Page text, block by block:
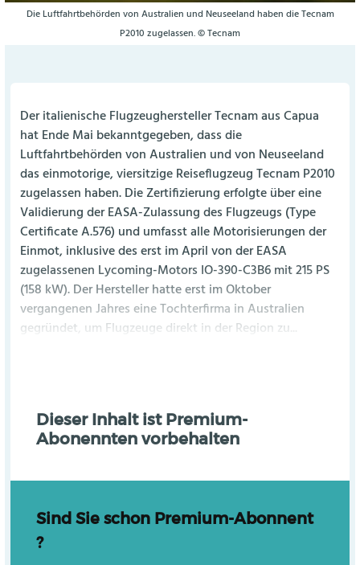
Die Luftfahrtbehörden von Australien und Neuseeland haben die Tecnam
P2010 zugelassen. © Tecnam
Der italienische Flugzeughersteller Tecnam aus Capua
hat Ende Mai bekanntgegeben, dass die
Luftfahrtbehörden von Australien und von Neuseeland
das einmotorige, viersitzige Reiseflugzeug Tecnam P2010
zugelassen haben. Die Zertifizierung erfolgte über eine
Validierung der EASA-Zulassung des Flugzeugs (Type
Certificate A.576) und umfasst alle Motorisierungen der
Einmot, inklusive des erst im April von der EASA
zugelassenen Lycoming-Motors IO-390-C3B6 mit 215 PS
(158 kW). Der Hersteller hatte erst im Oktober
vergangenen Jahres eine Tochterfirma in Australien
gegründet, um Flugzeuge direkt in der Region zu...
Dieser Inhalt ist Premium-
Abonennten vorbehalten
Sind Sie schon Premium-Abonnent
?